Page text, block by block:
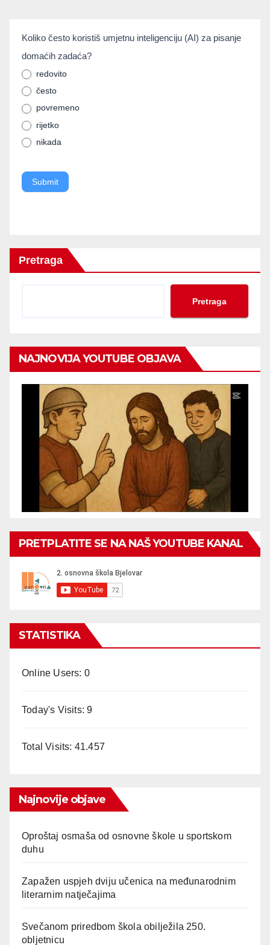
umjetnainteligencija
Koliko često koristiš umjetnu inteligenciju (AI) za pisanje
domaćih zadaća?
redovito
često
povremeno
rijetko
nikada
Submit
If you
are
human,
leave
this
field
blank.
Pretraga
Pretraga
NAJNOVIJA YOUTUBE OBJAVA
PRETPLATITE SE NA NAŠ YOUTUBE KANAL
STATISTIKA
Online Users: 0
Today's Visits:9
Total Visits: 41.457
Najnovije objave
Oproštaj osmaša od osnovne škole u sportskom
duhu
Zapažen uspjeh dviju učenica na međunarodnim
literarnim natječajima
Svečanom priredbom škola obilježila 250.
obljetnicu